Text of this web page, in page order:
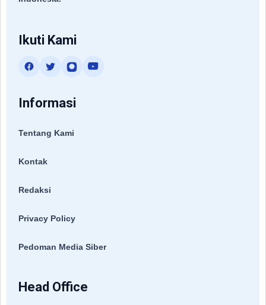
Ikuti Kami
Informasi
Tentang Kami
Kontak
Redaksi
Privacy Policy
Pedoman Media Siber
Head Office